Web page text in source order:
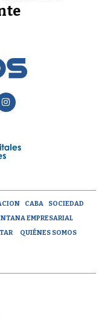
CABA
SOCIEDAD
EMPRESARIAL
QUIÉNES SOMOS